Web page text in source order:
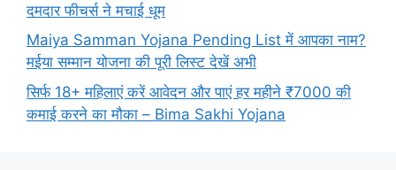
दमदार फीचर्स ने मचाई धूम
Maiya Samman Yojana Pending List में आपका नाम?
मईया सम्मान योजना की पूरी लिस्ट देखें अभी
सिर्फ 18+ महिलाएं करें आवेदन और पाएं हर महीने ₹7000 की
कमाई करने का मौका – Bima Sakhi Yojana